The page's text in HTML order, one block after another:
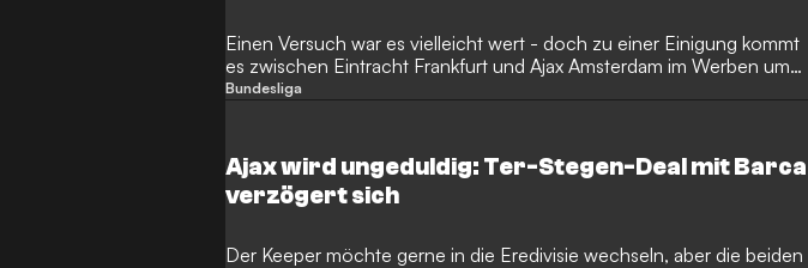
Einen Versuch war es vielleicht wert - doch zu einer Einigung kommt
es zwischen Eintracht Frankfurt und Ajax Amsterdam im Werben um
Anton Gaaei erst einmal nicht.
Bundesliga
Ajax wird ungeduldig: Ter-Stegen-Deal mit Barca
verzögert sich
Der Keeper möchte gerne in die Eredivisie wechseln, aber die beiden